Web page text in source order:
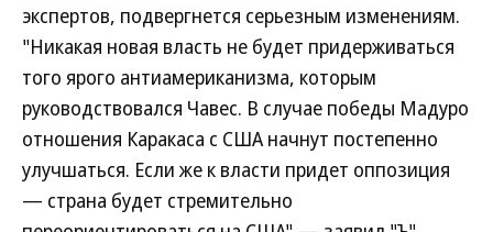
экспертов, подвергнется серьезным изменениям.
"Никакая новая власть не будет придерживаться
того ярого антиамериканизма, которым
руководствовался Чавес. В случае победы Мадуро
отношения Каракаса с США начнут постепенно
улучшаться. Если же к власти придет оппозиция
— страна будет стремительно